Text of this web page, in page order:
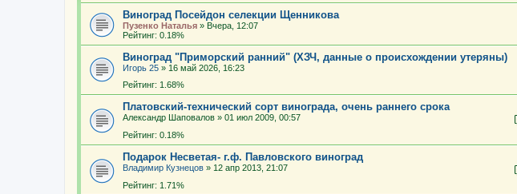
Виноград Посейдон селекции Щенникова
Пузенко Наталья » Вчера, 12:07
Рейтинг: 0.18%
Виноград "Приморский ранний" (ХЗЧ, данные о происхождении утеряны)
Игорь 25 » 16 май 2026, 16:23
Рейтинг: 1.68%
Платовский-технический сорт винограда, очень раннего срока
Александр Шаповалов » 01 июл 2009, 00:57
Рейтинг: 0.18%
Подарок Несветая- г.ф. Павловского виноград
Владимир Кузнецов » 12 апр 2013, 21:07
Рейтинг: 1.71%